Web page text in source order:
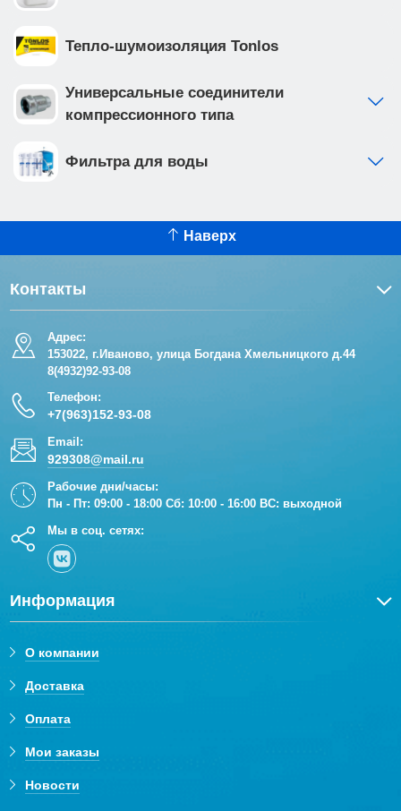
Тепло-шумоизоляция Tonlos
Универсальные соединители
компрессионного типа
Фильтра для воды
Наверх
Контакты
Адрес:
153022, г.Иваново, улица Богдана Хмельницкого д.44
8(4932)92-93-08
Телефон:
+7(963)152-93-08
Email:
929308@mail.ru
Рабочие дни/часы:
Пн - Пт: 09:00 - 18:00 Сб: 10:00 - 16:00 ВС: выходной
Мы в соц. сетях:
Информация
О компании
Доставка
Оплата
Мои заказы
Новости